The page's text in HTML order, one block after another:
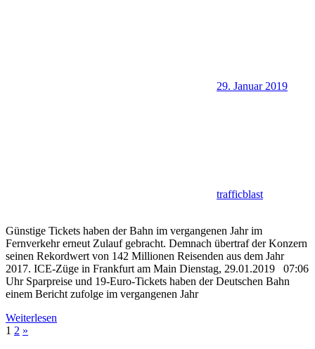
29. Januar 2019
trafficblast
Günstige Tickets haben der Bahn im vergangenen Jahr im
Fernverkehr erneut Zulauf gebracht. Demnach übertraf der Konzern
seinen Rekordwert von 142 Millionen Reisenden aus dem Jahr
2017. ICE-Züge in Frankfurt am Main Dienstag, 29.01.2019 07:06
Uhr Sparpreise und 19-Euro-Tickets haben der Deutschen Bahn
einem Bericht zufolge im vergangenen Jahr
Weiterlesen
Seitennummerierung
1 2 Nächste
»